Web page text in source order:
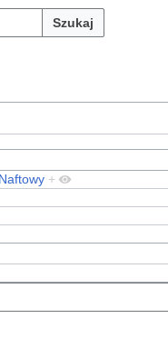
Szukaj
+